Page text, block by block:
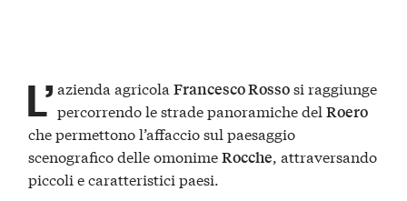
L’ azienda agricolaFrancesco Rossosi raggiunge
percorrendo le strade panoramiche delRoero
che permettono l’affaccio sul paesaggio
scenografico delle omonimeRocche, attraversando
piccoli e caratteristici paesi.